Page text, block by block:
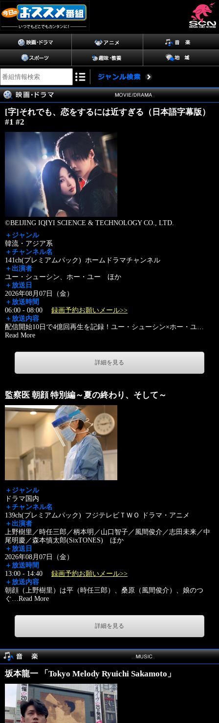
[字]それでも、恋をするには近すぎる（日本語字幕版）
#1 #2
©BEIJING IQIYI SCIENCE & TECHNOLOGY CO., LTD.
＋ジャンル
韓流・アジア系
＋チャンネル名
141ch(プレミアムパック) ホームドラマチャンネル
＋出演者
ユー・シューシン、ホー・ユー ほか
＋放送日
2026年08月07日（金）
＋放送時間
06:00 - 08:00 録画予約お願いメール>>
＋放送内容
配信開始10日で4億回再生を記録！ユー・シューシン×ホー・ユ…
Read More
詳細を見る
監察医 朝顔 特別編～夏の終わり、そして～
＋ジャンル
ドラマ国内
＋チャンネル名
139ch(プレミアムパック) フジテレビＴＷＯ ドラマ・アニメ
＋出演者
上野樹里／時任三郎／柄本明／山口智子／風間俊介／志田未来／中
尾明慶／森本慎太郎(SixTONES) ほか
＋放送日
2026年08月07日（金）
＋放送時間
13:00 - 14:40 録画予約お願いメール>>
＋放送内容
朝顔（上野樹里）は平（時任三郎）、桑原（風間俊介）、娘のつ
ぐ…Read More
詳細を見る
坂本龍一 「Tokyo Melody Ryuichi Sakamoto」